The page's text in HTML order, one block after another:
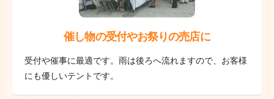
催し物の受付やお祭りの売店に
受付や催事に最適です。雨は後ろへ流れますので、お客様
にも優しいテントです。